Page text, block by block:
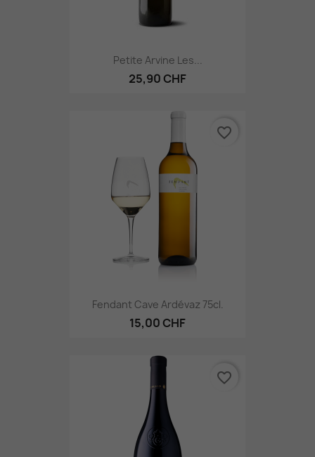
Petite Arvine Les...
25,90 CHF
Fendant Cave Ardévaz 75cl.
15,00 CHF
favorite_border
favorite_border